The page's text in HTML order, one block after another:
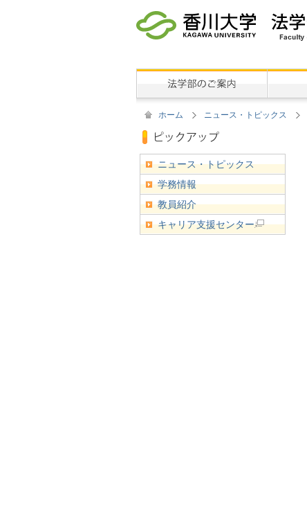
ホーム ニュース・トピックス
ニュース・トピックス
学務情報
教員紹介
キャリア支援センター